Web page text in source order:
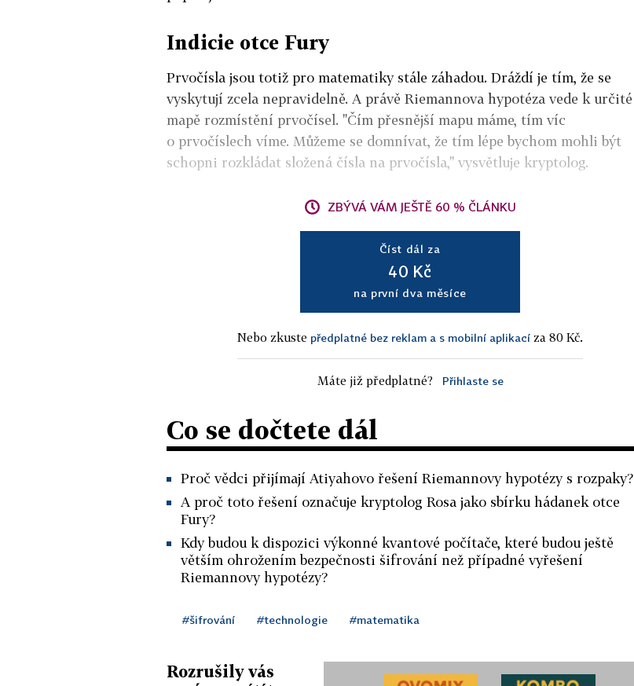
Indicie otce Fury
Prvočísla jsou totiž pro matematiky stále záhadou. Dráždí je tím, že se
vyskytují zcela nepravidelně. A právě Riemannova hypotéza vede k určité
mapě rozmístění prvočísel. "Čím přesnější mapu máme, tím víc
o prvočíslech víme. Můžeme se domnívat, že tím lépe bychom mohli být
schopni rozkládat složená čísla na prvočísla," vysvětluje kryptolog.
ZBÝVÁ VÁM JEŠTĚ 60 % ČLÁNKU
Číst dál za
40 Kč
na první dva měsíce
Nebo zkuste předplatné bez reklam a s mobilní aplikací za 80 Kč.
Máte již předplatné? Přihlaste se
Co se dočtete dál
Proč vědci přijímají Atiyahovo řešení Riemannovy hypotézy s rozpaky?
A proč toto řešení označuje kryptolog Rosa jako sbírku hádanek otce
Fury?
Kdy budou k dispozici výkonné kvantové počítače, které budou ještě
větším ohrožením bezpečnosti šifrování než případné vyřešení
Riemannovy hypotézy?
#šifrování #technologie #matematika
Rozrušily vás